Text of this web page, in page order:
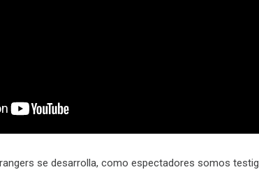
se desarrolla, como espectadores somos